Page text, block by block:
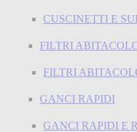
CUSCINETTI E
FILTRI
FILTRI
GANCI RAPIDI
GANCI RAPIDI E